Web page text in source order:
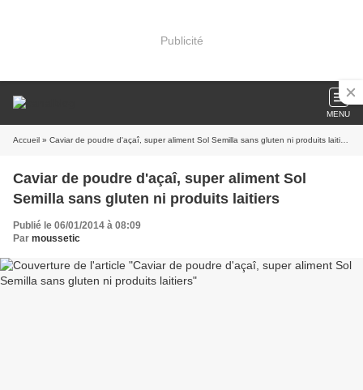
Publicité
MENU
Accueil » Caviar de poudre d'açaî, super aliment Sol Semilla sans gluten ni produits laitiers
Caviar de poudre d'açaî, super aliment Sol
Semilla sans gluten ni produits laitiers
Publié le 06/01/2014 à 08:09
Par moussetic